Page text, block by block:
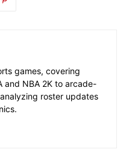
games, covering
and NBA 2K to arcade-
roster updates